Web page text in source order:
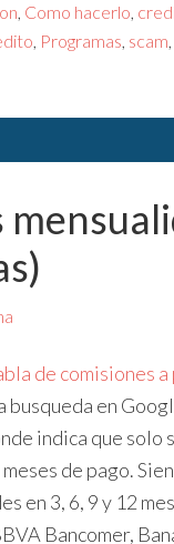
, Como hacerlo,
, Programas, scam,
de comisiones
busqueda en
indica que solo
de pago.
en 3, 6, 9 y 12
Bancomer,